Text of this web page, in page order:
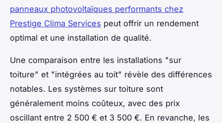
panneaux photovoltaïques performants chez
Prestige Clima Services peut offrir un rendement
optimal et une installation de qualité.
Une comparaison entre les installations "sur
toiture" et "intégrées au toit" révèle des différences
notables. Les systèmes sur toiture sont
généralement moins coûteux, avec des prix
oscillant entre 2 500 € et 3 500 €. En revanche, les